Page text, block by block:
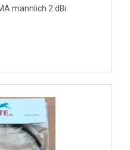
männlich 2 dBi